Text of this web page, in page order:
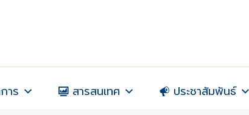
าร สารสนเทศ ประชาสัมพันธ์